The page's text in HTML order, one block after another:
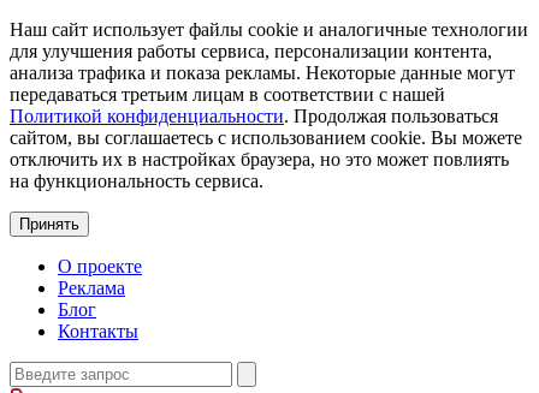
Наш сайт использует файлы cookie и аналогичные технологии
для улучшения работы сервиса, персонализации контента,
анализа трафика и показа рекламы. Некоторые данные могут
передаваться третьим лицам в соответствии с нашей
Политикой конфиденциальности. Продолжая пользоваться
сайтом, вы соглашаетесь с использованием cookie. Вы можете
отключить их в настройках браузера, но это может повлиять
на функциональность сервиса.
Принять
О проекте
Реклама
Блог
Контакты